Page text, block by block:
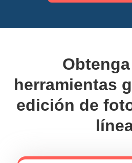
herramientas
edición de